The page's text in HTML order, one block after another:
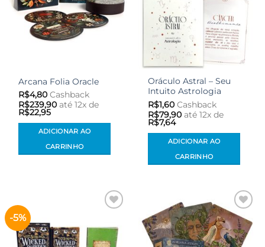
Arcana Folia Oracle
R$4,80 Cashback
R$239,90 até 12x de
R$22,95
ADICIONAR AO
CARRINHO
Oráculo Astral – Seu
Intuito Astrologia
R$1,60 Cashback
R$79,90 até 12x de
R$7,64
ADICIONAR AO
CARRINHO
-5%
aos meus
Adicionar
aos meus
desejos